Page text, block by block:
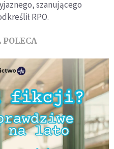
szanującego
RPO.
POLECA